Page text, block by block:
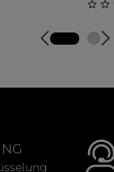
von 0 von 5